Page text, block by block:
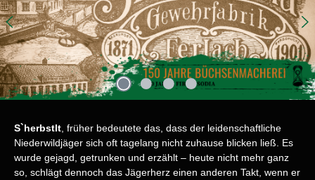
S`herbstlt , früher bedeutete das, dass der leidenschaftliche
Niederwildjäger sich oft tagelang nicht zuhause blicken ließ. Es
wurde gejagd, getrunken und erzählt – heute nicht mehr ganz
so, schlägt dennoch das Jägerherz einen anderen Takt, wenn er